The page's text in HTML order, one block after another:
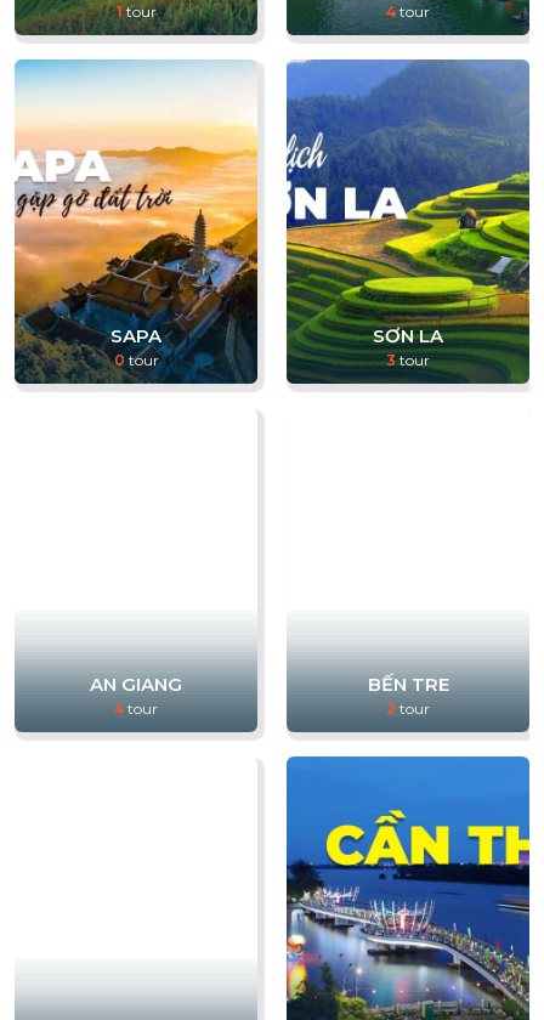
1tour 4 tour
SAPA
0tour
SƠN LA
3tour
AN GIANG
4 tour
BẾN TRE
2 tour